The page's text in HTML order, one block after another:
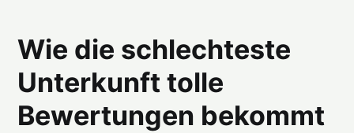
Wie die schlechteste
Unterkunft tolle
Bewertungen bekommt